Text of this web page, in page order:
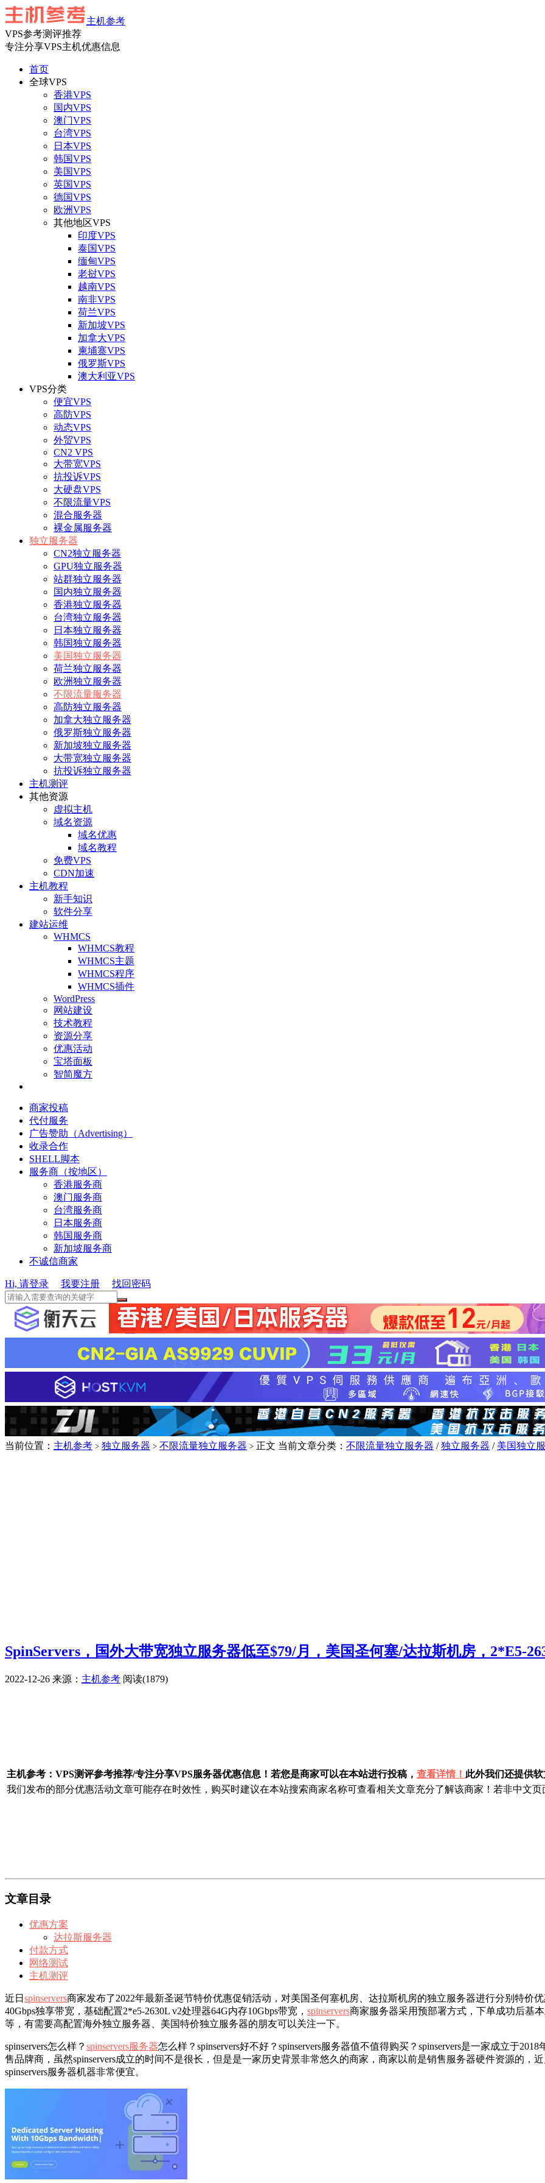
主机参考
VPS参考测评推荐
专注分享VPS主机优惠信息
首页
全球VPS
香港VPS
国内VPS
澳门VPS
台湾VPS
日本VPS
韩国VPS
美国VPS
英国VPS
德国VPS
欧洲VPS
其他地区VPS
印度VPS
泰国VPS
缅甸VPS
老挝VPS
越南VPS
南非VPS
荷兰VPS
新加坡VPS
加拿大VPS
柬埔寨VPS
俄罗斯VPS
澳大利亚VPS
VPS分类
便宜VPS
高防VPS
动态VPS
外贸VPS
CN2 VPS
大带宽VPS
抗投诉VPS
大硬盘VPS
不限流量VPS
混合服务器
裸金属服务器
独立服务器
CN2独立服务器
GPU独立服务器
站群独立服务器
国内独立服务器
香港独立服务器
台湾独立服务器
日本独立服务器
韩国独立服务器
美国独立服务器
荷兰独立服务器
欧洲独立服务器
不限流量服务器
高防独立服务器
加拿大独立服务器
俄罗斯独立服务器
新加坡独立服务器
大带宽独立服务器
抗投诉独立服务器
主机测评
其他资源
虚拟主机
域名资源
域名优惠
域名教程
免费VPS
CDN加速
主机教程
新手知识
软件分享
建站运维
WHMCS
WHMCS教程
WHMCS主题
WHMCS程序
WHMCS插件
WordPress
网站建设
技术教程
资源分享
优惠活动
宝塔面板
智简魔方
商家投稿
代付服务
广告赞助（Advertising）
收录合作
SHELL脚本
服务商（按地区）
香港服务商
澳门服务商
台湾服务商
日本服务商
韩国服务商
新加坡服务商
不诚信商家
Hi, 请登录 我要注册 找回密码
当前位置： 主机参考 > 独立服务器 > 不限流量独立服务器 > 正文 当前文章分类： 不限流量独立服务器 /独立服务器 / 美国独立
SpinServers，国外大带宽独立服务器低至$79/月，美国圣何塞/达拉斯机房，2*E5-
2022-12-26 来源： 主机参考 阅读(1879)
主机参考：VPS测评参考推荐/专注分享VPS服务器优惠信息！若您是商家可以在本站进行投稿， 查看详情！ 此外我们还提供
我们发布的部分优惠活动文章可能存在时效性，购买时建议在本站搜索商家名称可查看相关文章充分了解该商家！若非中文页
文章目录
优惠方案
达拉斯服务器
付款方式
网络测试
主机测评
近日 spinservers商家发布了2022年最新圣诞节特价优惠促销活动，对美国圣何塞机房、达拉斯机房的独立服务器进行分别特价
40Gbps独享带宽，基础配置2*e5-2630L v2处理器64G内存10Gbps带宽， spinservers商家服务器采用预部署方式，下单成功后基
等，有需要高配置海外独立服务器、美国特价独立服务器的朋友可以关注一下。
spinservers怎么样？ spinservers服务器怎么样？spinservers好不好？spinservers服务器值不值得购买？spinservers是一家成立于2018
售品牌商，虽然spinservers成立的时间不是很长，但是是一家历史背景非常悠久的商家，商家以前是销售服务器硬件资源的，
spinservers服务器机器非常便宜。